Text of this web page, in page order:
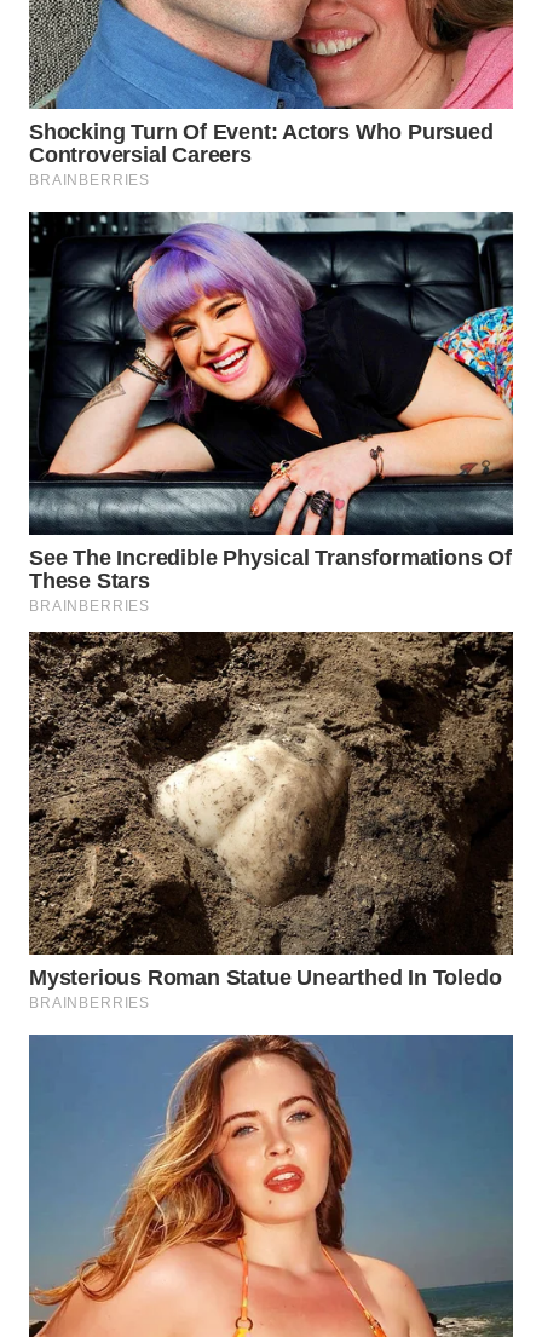
WN
INDRAMAYU
WN
KUNINGAN
MAJALENGKA
WN
SUBANG
WN
SUKABUMI
WN
PURWAKARTA
WN
PRIANGAN
TIMUR
WN
SEMARANG
WN
SOLO
WN
BOROBUDUR
WN
MADURA
WN
WN
MANDALIKA